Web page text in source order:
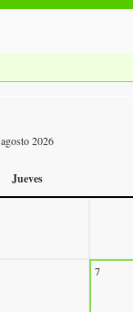
agosto 2026
Jueves
7